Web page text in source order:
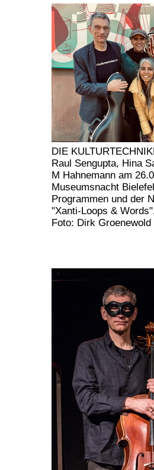
DIE
Raul Sengupta, Hina
M Hahnemann am
Museumsnacht
Programmen und der
"Xanti-Loops &
Foto: Dirk Groenewold